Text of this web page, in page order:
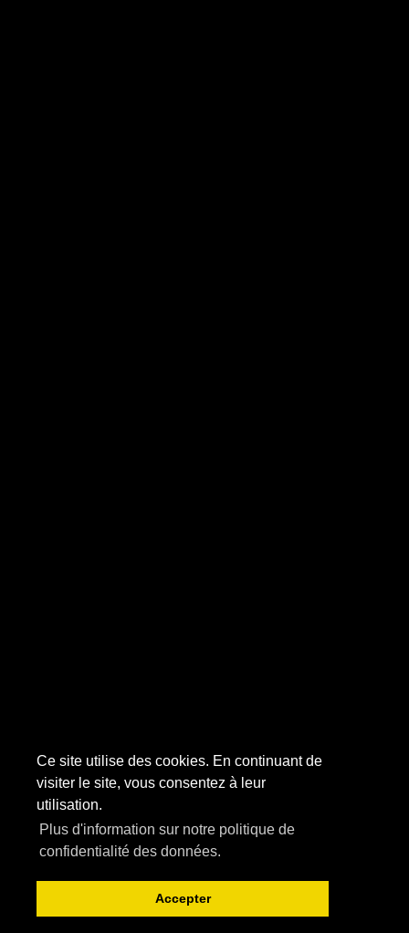
Ce site utilise des cookies. En continuant de
visiter le site, vous consentez à leur
utilisation.
Plus d'information sur notre politique de
confidentialité des données.
Accepter